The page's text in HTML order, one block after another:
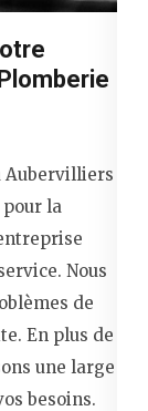
Aubervilliers
pour la
Nous
de
En plus de
une large
besoins.